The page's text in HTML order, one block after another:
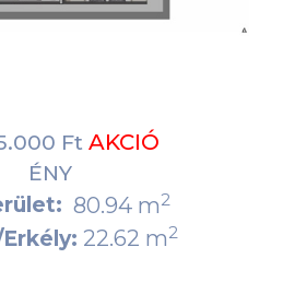
Ft AKCIÓ
ÉNY
80.94 m2
22.62 m2